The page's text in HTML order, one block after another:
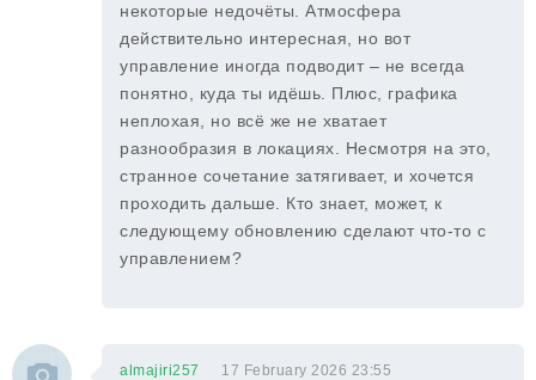
некоторые недочёты. Атмосфера
действительно интересная, но вот
управление иногда подводит – не всегда
понятно, куда ты идёшь. Плюс, графика
неплохая, но всё же не хватает
разнообразия в локациях. Несмотря на это,
странное сочетание затягивает, и хочется
проходить дальше. Кто знает, может, к
следующему обновлению сделают что-то с
управлением?
almajiri257 17 February 2026 23:55